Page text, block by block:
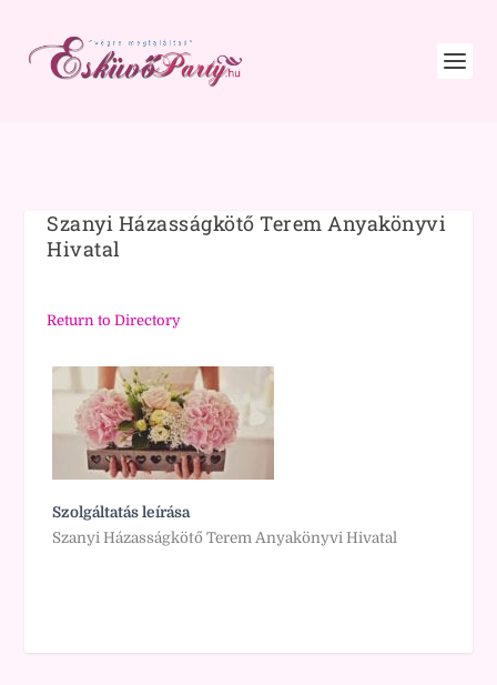
Szanyi Házasságkötő Terem Anyakönyvi
Hivatal
Return to Directory
Szolgáltatás leírása
Szanyi Házasságkötő Terem Anyakönyvi Hivatal